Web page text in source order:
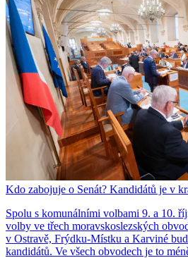
Kdo zabojuje o Senát? Kandidátů je v
Spolu s komunálními volbami 9. a 10.
volby ve třech moravskoslezských
v Ostravě, Frýdku-Místku a Karviné
kandidátů. Ve všech obvodech je to